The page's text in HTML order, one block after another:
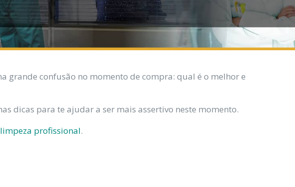
grande confusão no momento de compra: qual é o melhor e
dicas para te ajudar a ser mais assertivo neste momento.
profissional.